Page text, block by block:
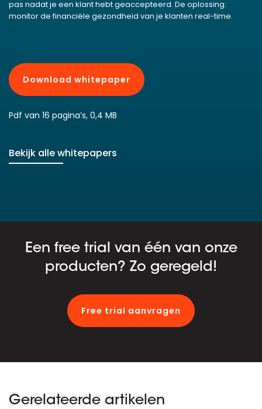
pas nadat je een klant hebt geaccepteerd. De oplossing:
monitor de financiële gezondheid van je klanten real-time.
Download whitepaper
Pdf van 16 pagina’s, 0,4 MB
Bekijk alle whitepapers
Een free trial van één van onze
producten? Zo geregeld!
Free trial aanvragen
Gerelateerde artikelen